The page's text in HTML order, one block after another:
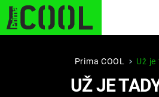
STARHOUSE BUFFY,
PLNEJ KOTEL
Prima COOL Už
UŽ JE